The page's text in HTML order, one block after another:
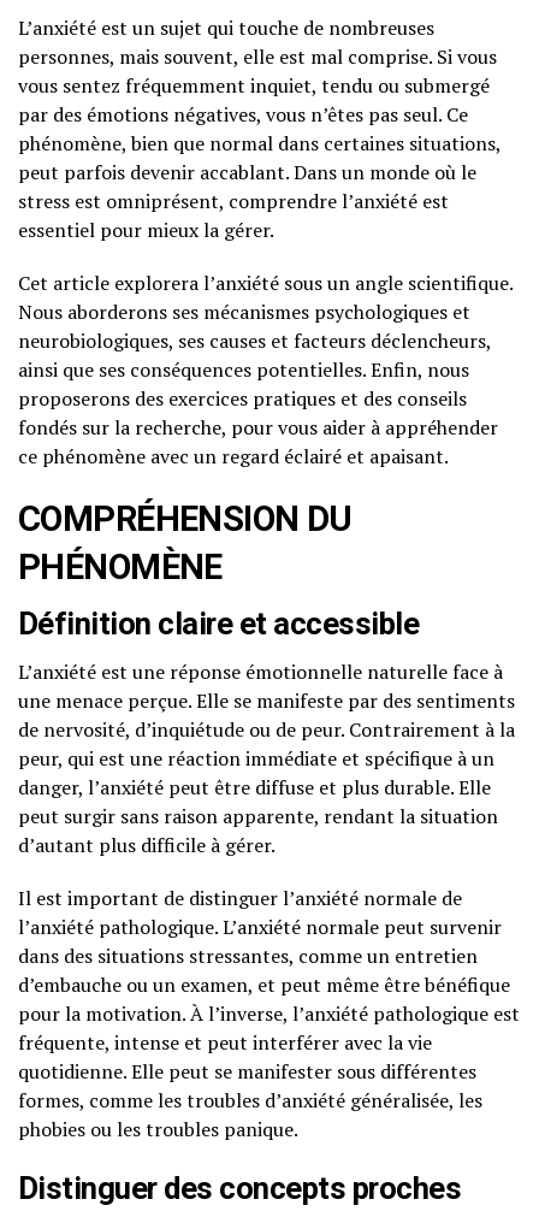
L’anxiété est un sujet qui touche de nombreuses
personnes, mais souvent, elle est mal comprise. Si vous
vous sentez fréquemment inquiet, tendu ou submergé
par des émotions négatives, vous n’êtes pas seul. Ce
phénomène, bien que normal dans certaines situations,
peut parfois devenir accablant. Dans un monde où le
stress est omniprésent, comprendre l’anxiété est
essentiel pour mieux la gérer.
Cet article explorera l’anxiété sous un angle scientifique.
Nous aborderons ses mécanismes psychologiques et
neurobiologiques, ses causes et facteurs déclencheurs,
ainsi que ses conséquences potentielles. Enfin, nous
proposerons des exercices pratiques et des conseils
fondés sur la recherche, pour vous aider à appréhender
ce phénomène avec un regard éclairé et apaisant.
COMPRÉHENSION DU
PHÉNOMÈNE
Définition claire et accessible
L’anxiété est une réponse émotionnelle naturelle face à
une menace perçue. Elle se manifeste par des sentiments
de nervosité, d’inquiétude ou de peur. Contrairement à la
peur, qui est une réaction immédiate et spécifique à un
danger, l’anxiété peut être diffuse et plus durable. Elle
peut surgir sans raison apparente, rendant la situation
d’autant plus difficile à gérer.
Il est important de distinguer l’anxiété normale de
l’anxiété pathologique. L’anxiété normale peut survenir
dans des situations stressantes, comme un entretien
d’embauche ou un examen, et peut même être bénéfique
pour la motivation. À l’inverse, l’anxiété pathologique est
fréquente, intense et peut interférer avec la vie
quotidienne. Elle peut se manifester sous différentes
formes, comme les troubles d’anxiété généralisée, les
phobies ou les troubles panique.
Distinguer des concepts proches